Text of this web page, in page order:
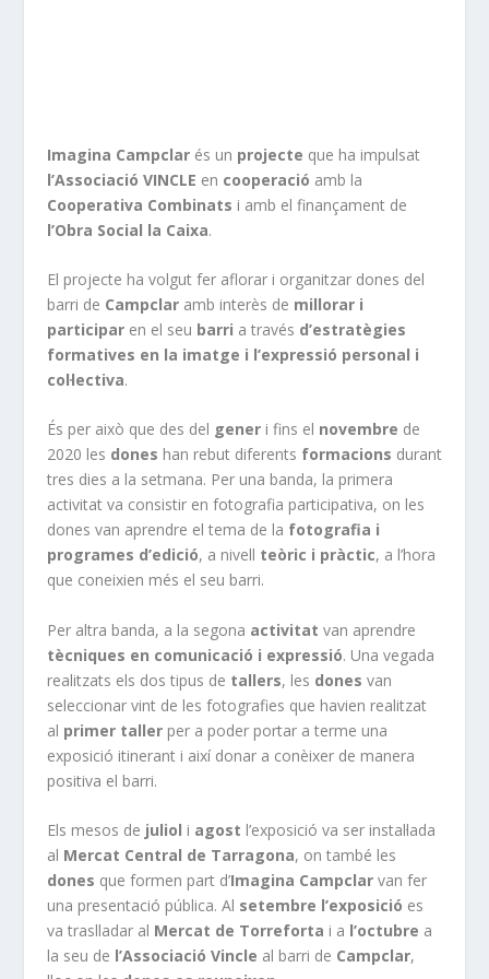
Imagina Campclarés un projecte que ha impulsat
l’Associació VINCLE en cooperació amb la
Cooperativa Combinats i amb el finançament de
l’Obra Social la Caixa.
El projecte ha volgut fer aflorar i organitzar dones del
barri de Campclaramb interès de millorar i
participaren el seu barri a través d’estratègies
formatives en la imatge i l’expressió personal i
col·lectiva.
És per això que des del generi fins el novembre de
2020 les dones han rebut diferents formacions durant
tres dies a la setmana. Per una banda, la primera
activitat va consistir en fotografia participativa, on les
dones van aprendre el tema de la fotografia i
programes d’edició, a nivell teòric i pràctic, a l’hora
que coneixien més el seu barri.
Per altra banda, a la segona activitat van aprendre
tècniques en comunicació i expressió. Una vegada
realitzats els dos tipus de tallers, les dones van
seleccionar vint de les fotografies que havien realitzat
al primer tallerper a poder portar a terme una
exposició itinerant i així donar a conèixer de manera
positiva el barri.
Els mesos de juliol i agost l’exposició va ser instal·lada
al Mercat Central de Tarragona, on també les
dones que formen part d’Imagina Campclarvan fer
una presentació pública. Al setembre l’exposició es
va traslladar al Mercat de Torreforta i a l’octubre a
la seu de l’Associació Vincle al barri de Campclar,